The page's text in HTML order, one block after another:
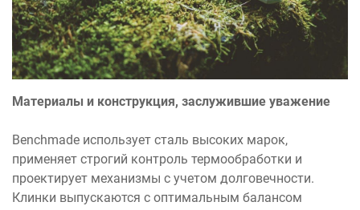
Материалы и конструкция, заслужившие уважение
Benchmade использует сталь высоких марок,
применяет строгий контроль термообработки и
проектирует механизмы с учетом долговечности.
Клинки выпускаются с оптимальным балансом